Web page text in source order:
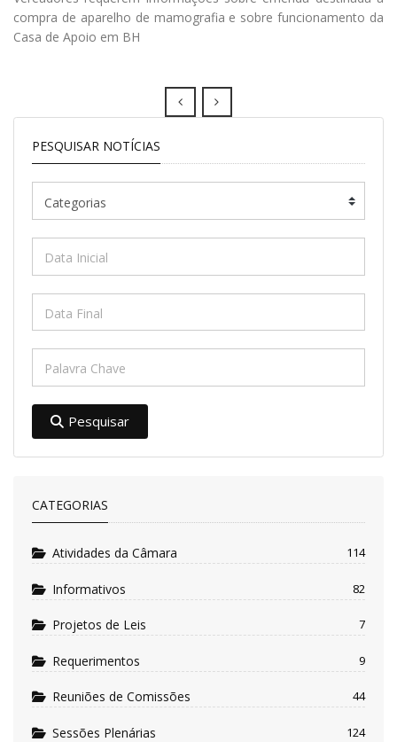
compra de aparelho de mamografia e sobre funcionamento da
Casa de Apoio em BH
Prev Next
PESQUISAR NOTÍCIAS
Pesquisar
CATEGORIAS
Atividades da Câmara 114
Informativos 82
Projetos de Leis 7
Requerimentos 9
Reuniões de Comissões 44
Sessões Plenárias 124